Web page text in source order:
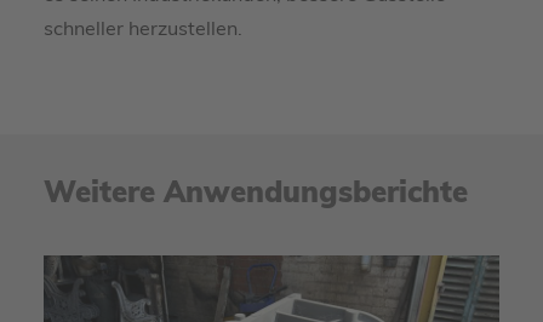
schneller herzustellen.
Weitere Anwendungsberichte